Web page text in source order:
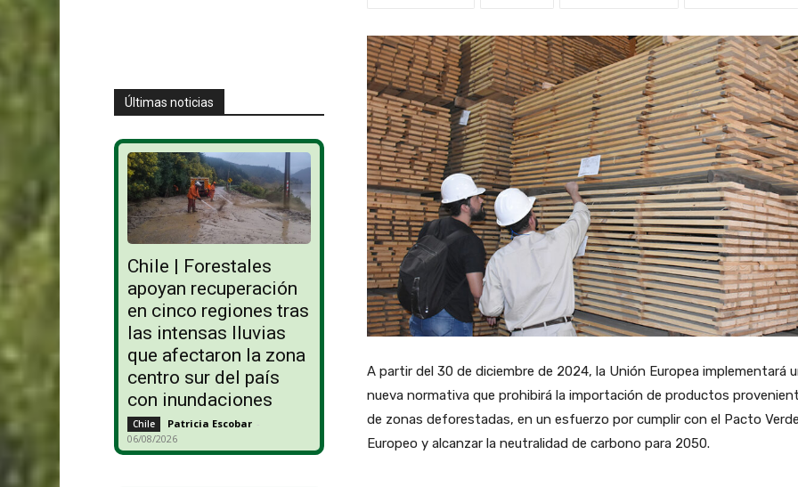
Últimas noticias
Chile | Forestales
apoyan recuperación
en cinco regiones tras
las intensas lluvias
que afectaron la zona
centro sur del país
con inundaciones
Chile Patricia Escobar -
06/08/2026
A partir del 30 de diciembre de 2024, la Unión Europea implementará
nueva normativa que prohibirá la importación de productos
de zonas deforestadas, en un esfuerzo por cumplir con el Pacto
Europeo y alcanzar la neutralidad de carbono para 2050.